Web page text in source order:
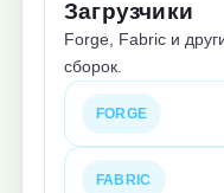
Загрузчики
Forge, Fabric и
сборок.
FORGE
FABRIC